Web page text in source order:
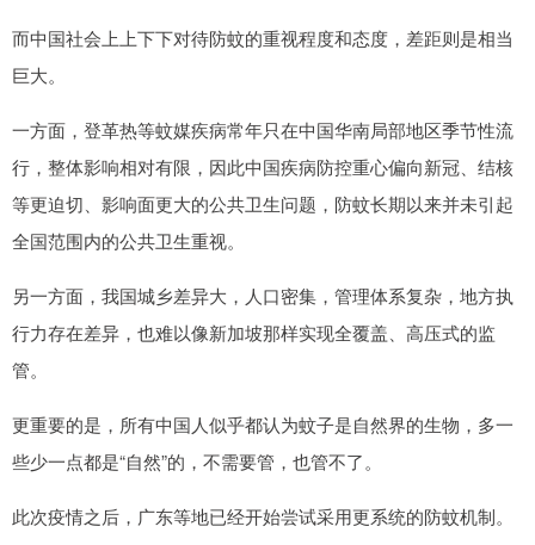
而中国社会上上下下对待防蚊的重视程度和态度，差距则是相当
巨大。
一方面，登革热等蚊媒疾病常年只在中国华南局部地区季节性流
行，整体影响相对有限，因此中国疾病防控重心偏向新冠、结核
等更迫切、影响面更大的公共卫生问题，防蚊长期以来并未引起
全国范围内的公共卫生重视。
另一方面，我国城乡差异大，人口密集，管理体系复杂，地方执
行力存在差异，也难以像新加坡那样实现全覆盖、高压式的监
管。
更重要的是，所有中国人似乎都认为蚊子是自然界的生物，多一
些少一点都是“自然”的，不需要管，也管不了。
此次疫情之后，广东等地已经开始尝试采用更系统的防蚊机制。